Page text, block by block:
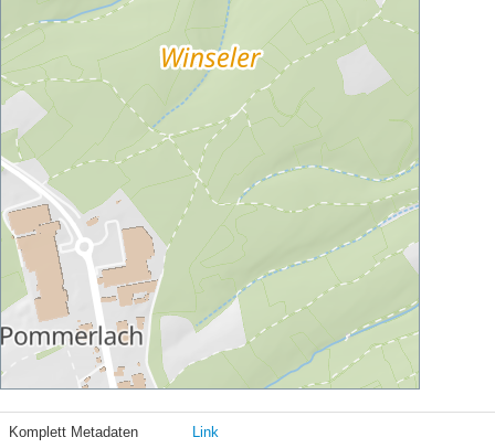
Komplett Metadaten Link